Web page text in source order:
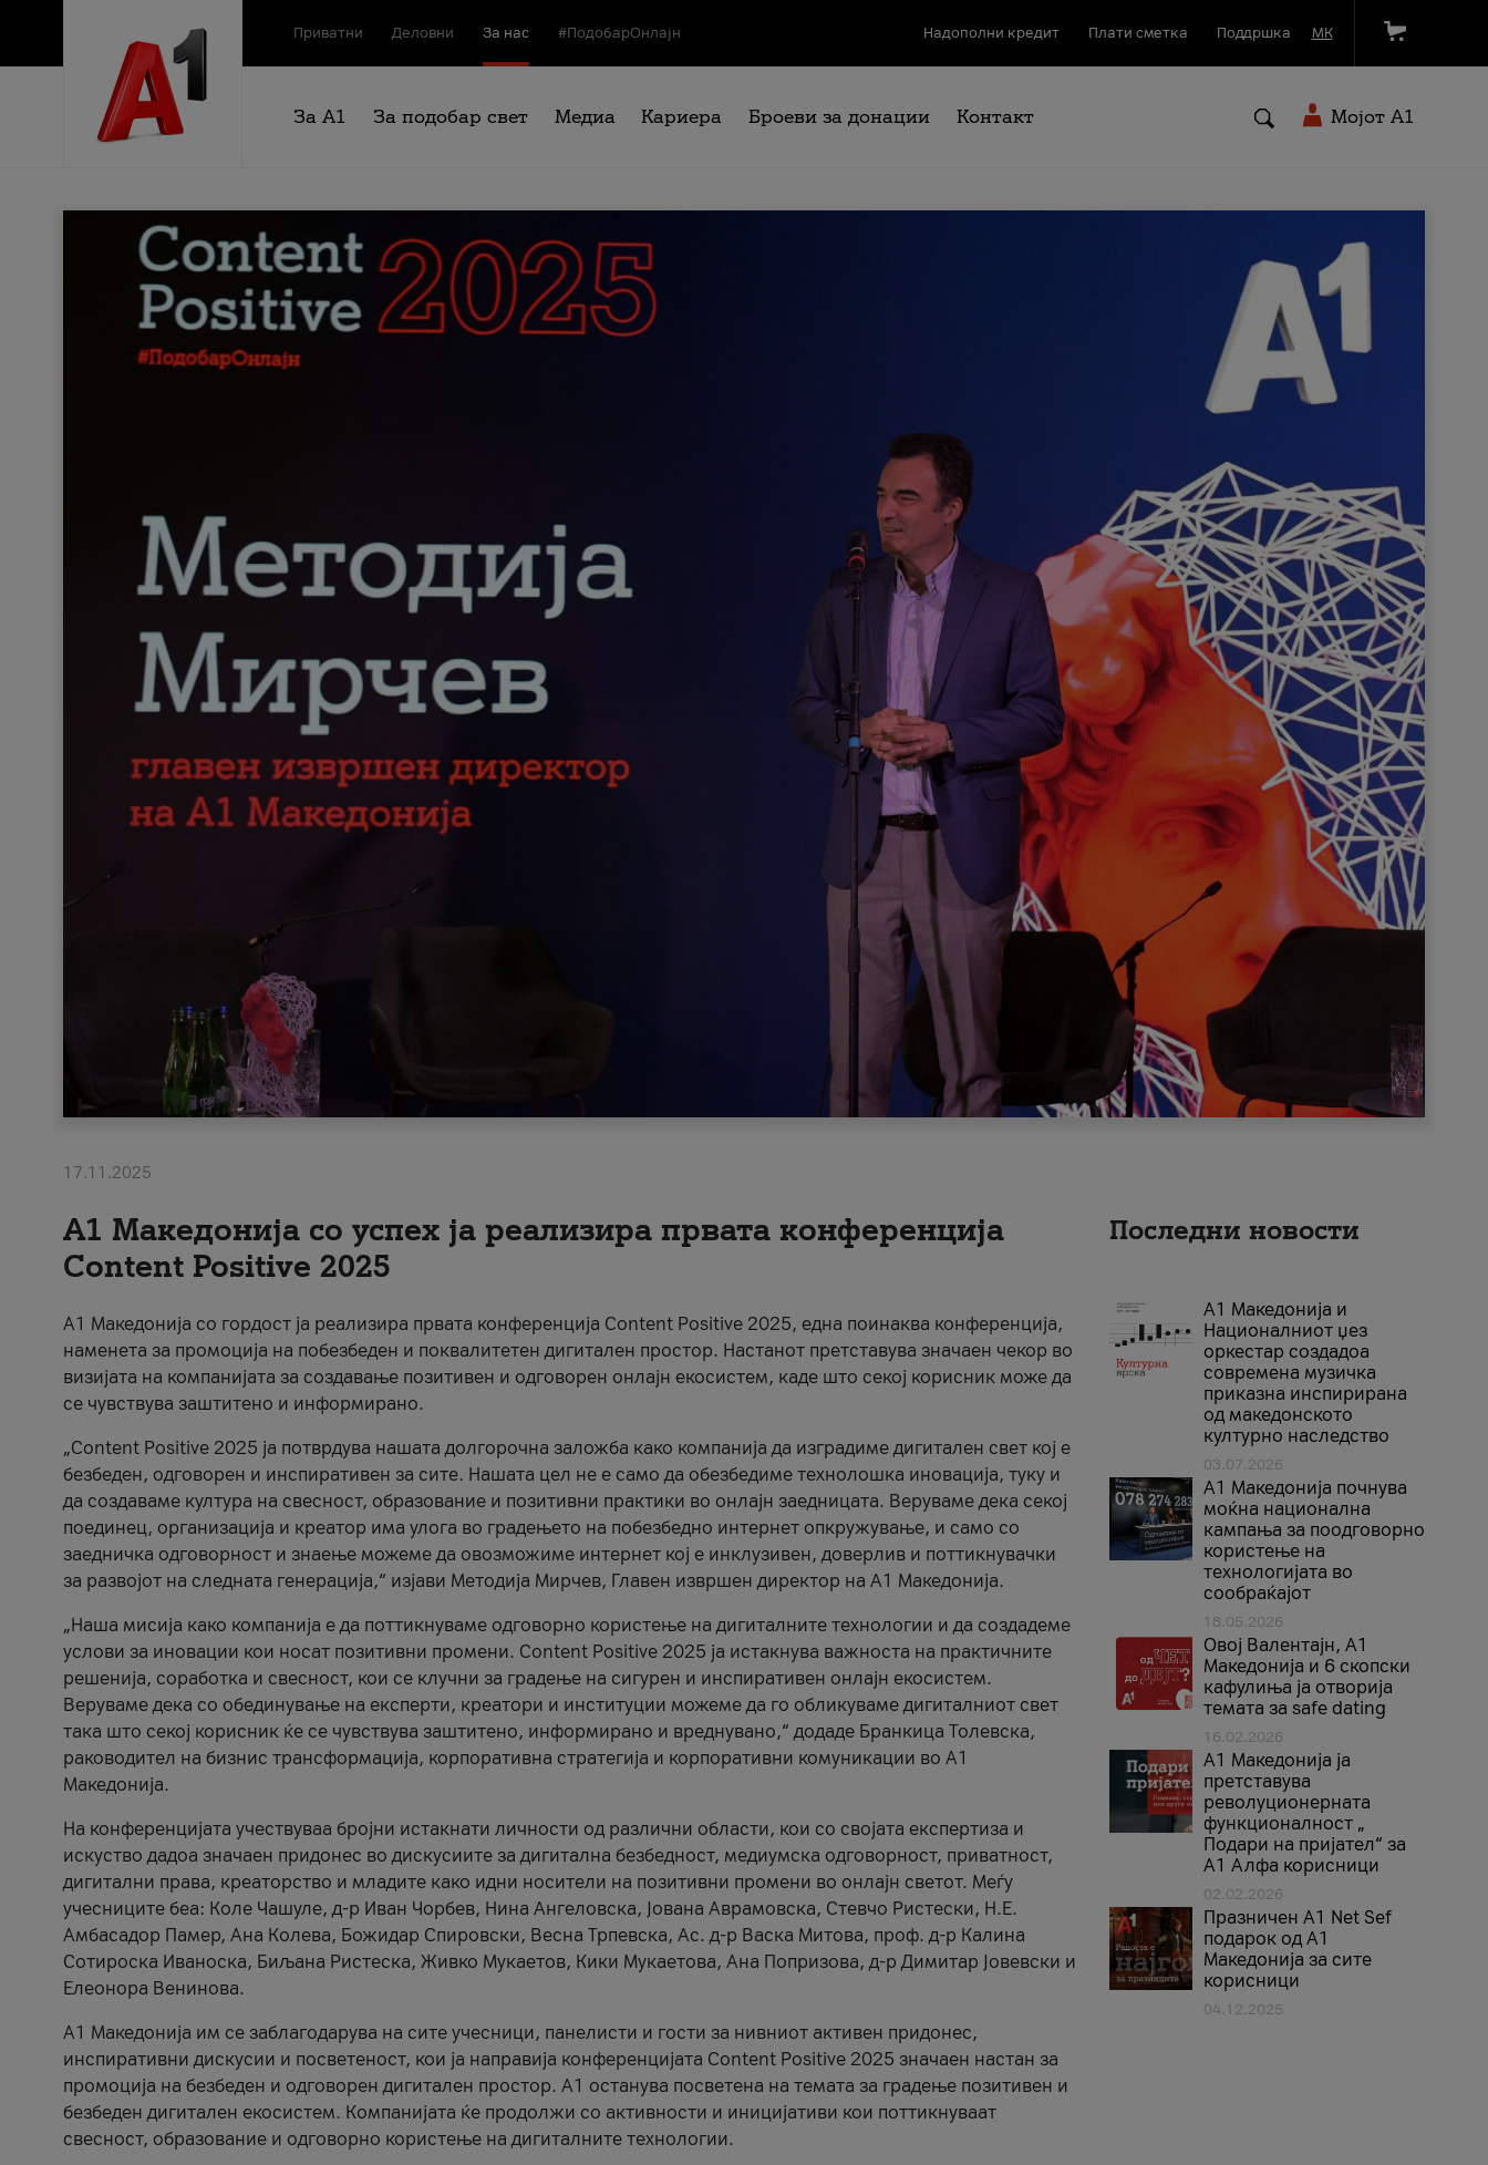
Приватни Деловни За нас #ПодобарОнлајн Надополни кредит Плати сметка Поддршка МК
За А1 За подобар свет Медиа Кариера Броеви за донации Контакт Мојот A1
17.11.2025
А1 Македонија со успех ја реализира првата конференција
Content Positive 2025
А1 Македонија со гордост ја реализира првата конференција Content Positive 2025, една поинаква конференција,
наменета за промоција на побезбеден и поквалитетен дигитален простор. Настанот претставува значаен чекор во
визијата на компанијата за создавање позитивен и одговорен онлајн екосистем, каде што секој корисник може да
се чувствува заштитено и информирано.
„Content Positive 2025 ја потврдува нашата долгорочна заложба како компанија да изградиме дигитален свет кој е
безбеден, одговорен и инспиративен за сите. Нашата цел не е само да обезбедиме технолошка иновација, туку и
да создаваме култура на свесност, образование и позитивни практики во онлајн заедницата. Веруваме дека секој
поединец, организација и креатор има улога во градењето на побезбедно интернет опкружување, и само со
заедничка одговорност и знаење можеме да овозможиме интернет кој е инклузивен, доверлив и поттикнувачки
за развојот на следната генерација,“ изјави Методија Мирчев, Главен извршен директор на А1 Македонија.
„Наша мисија како компанија е да поттикнуваме одговорно користење на дигиталните технологии и да создадеме
услови за иновации кои носат позитивни промени. Content Positive 2025 ја истакнува важноста на практичните
решенија, соработка и свесност, кои се клучни за градење на сигурен и инспиративен онлајн екосистем.
Веруваме дека со обединување на експерти, креатори и институции можеме да го обликуваме дигиталниот свет
така што секој корисник ќе се чувствува заштитено, информирано и вреднувано,“ додаде Бранкица Толевска,
раководител на бизнис трансформација, корпоративна стратегија и корпоративни комуникации во А1
Македонија.
На конференцијата учествуваа бројни истакнати личности од различни области, кои со својата експертиза и
искуство дадоа значаен придонес во дискусиите за дигитална безбедност, медиумска одговорност, приватност,
дигитални права, креаторство и младите како идни носители на позитивни промени во онлајн светот. Меѓу
учесниците беа: Коле Чашуле, д-р Иван Чорбев, Нина Ангеловска, Јована Аврамовска, Стевчо Ристески, Н.Е.
Амбасадор Памер, Ана Колева, Божидар Спировски, Весна Трпевска, Ас. д-р Васка Митова, проф. д-р Калина
Сотироска Иваноска, Биљана Ристеска, Живко Мукаетов, Кики Мукаетова, Ана Попризова, д-р Димитар Јовевски и
Елеонора Венинова.
А1 Македонија им се заблагодарува на сите учесници, панелисти и гости за нивниот активен придонес,
инспиративни дискусии и посветеност, кои ја направија конференцијата Content Positive 2025 значаен настан за
промоција на безбеден и одговорен дигитален простор. А1 останува посветена на темата за градење позитивен и
безбеден дигитален екосистем. Компанијата ќе продолжи со активности и иницијативи кои поттикнуваат
свесност, образование и одговорно користење на дигиталните технологии.
Последни новости
А1 Македонија и
Националниот џез
оркестар создадоа
современа музичка
приказна инспирирана
од македонското
културно наследство
03.07.2026
A1 Македонија почнува
моќна национална
кампања за поодговорно
користење на
технологијата во
сообраќајот
18.05.2026
Овој Валентајн, A1
Македонија и 6 скопски
кафулиња ја отворија
темата за safe dating
16.02.2026
А1 Македонија ја
претставува
револуционерната
функционалност „
Подари на пријател“ за
А1 Алфа корисници
02.02.2026
Празничен A1 Net Sеf
подарок од А1
Македонија за сите
корисници
04.12.2025